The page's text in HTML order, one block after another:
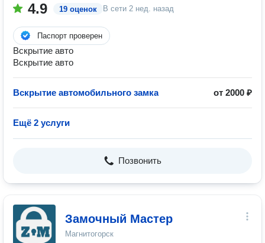
4.9 19 оценок В сети 2 нед. назад
Паспорт проверен
Вскрытие авто
Вскрытие авто
Вскрытие автомобильного замка от 2000 ₽
Ещё 2 услуги
Позвонить
Замочный Мастер
Магнитогорск